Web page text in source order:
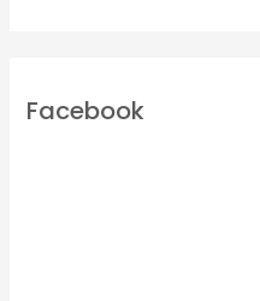
Facebook